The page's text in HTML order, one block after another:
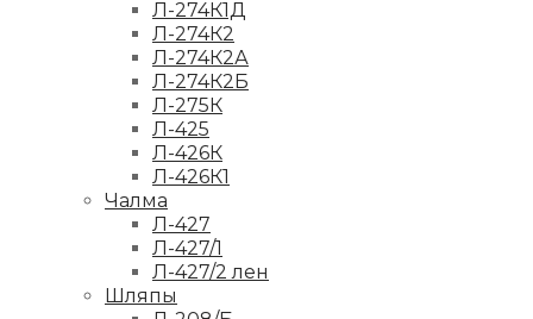
Л-274К1Д
Л-274К2
Л-274К2А
Л-274К2Б
Л-275К
Л-425
Л-426К
Л-426К1
Чалма
Л-427
Л-427/1
Л-427/2 лен
Шляпы